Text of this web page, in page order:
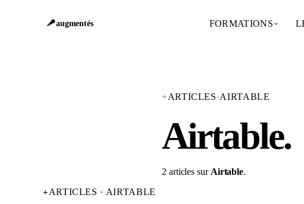
augmentés FORMATIONS
+ARTICLES ·AIRTABLE
Airtable.
2 articles sur Airtable.
+ARTICLES · AIRTABLE